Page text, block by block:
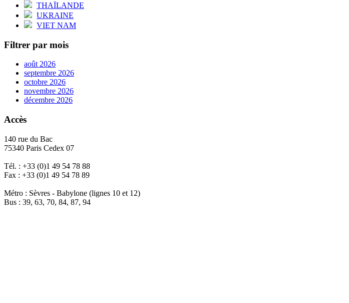
THAÏLANDE
UKRAINE
VIET NAM
Filtrer par mois
août 2026
septembre 2026
octobre 2026
novembre 2026
décembre 2026
Accès
140 rue du Bac
75340 Paris Cedex 07
Tél. : +33 (0)1 49 54 78 88
Fax : +33 (0)1 49 54 78 89
Métro : Sèvres - Babylone (lignes 10 et 12)
Bus : 39, 63, 70, 84, 87, 94